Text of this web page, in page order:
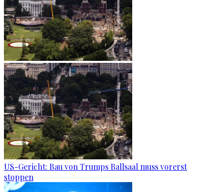
US-Gericht: Bau von Trumps Ballsaal muss vorerst
stoppen